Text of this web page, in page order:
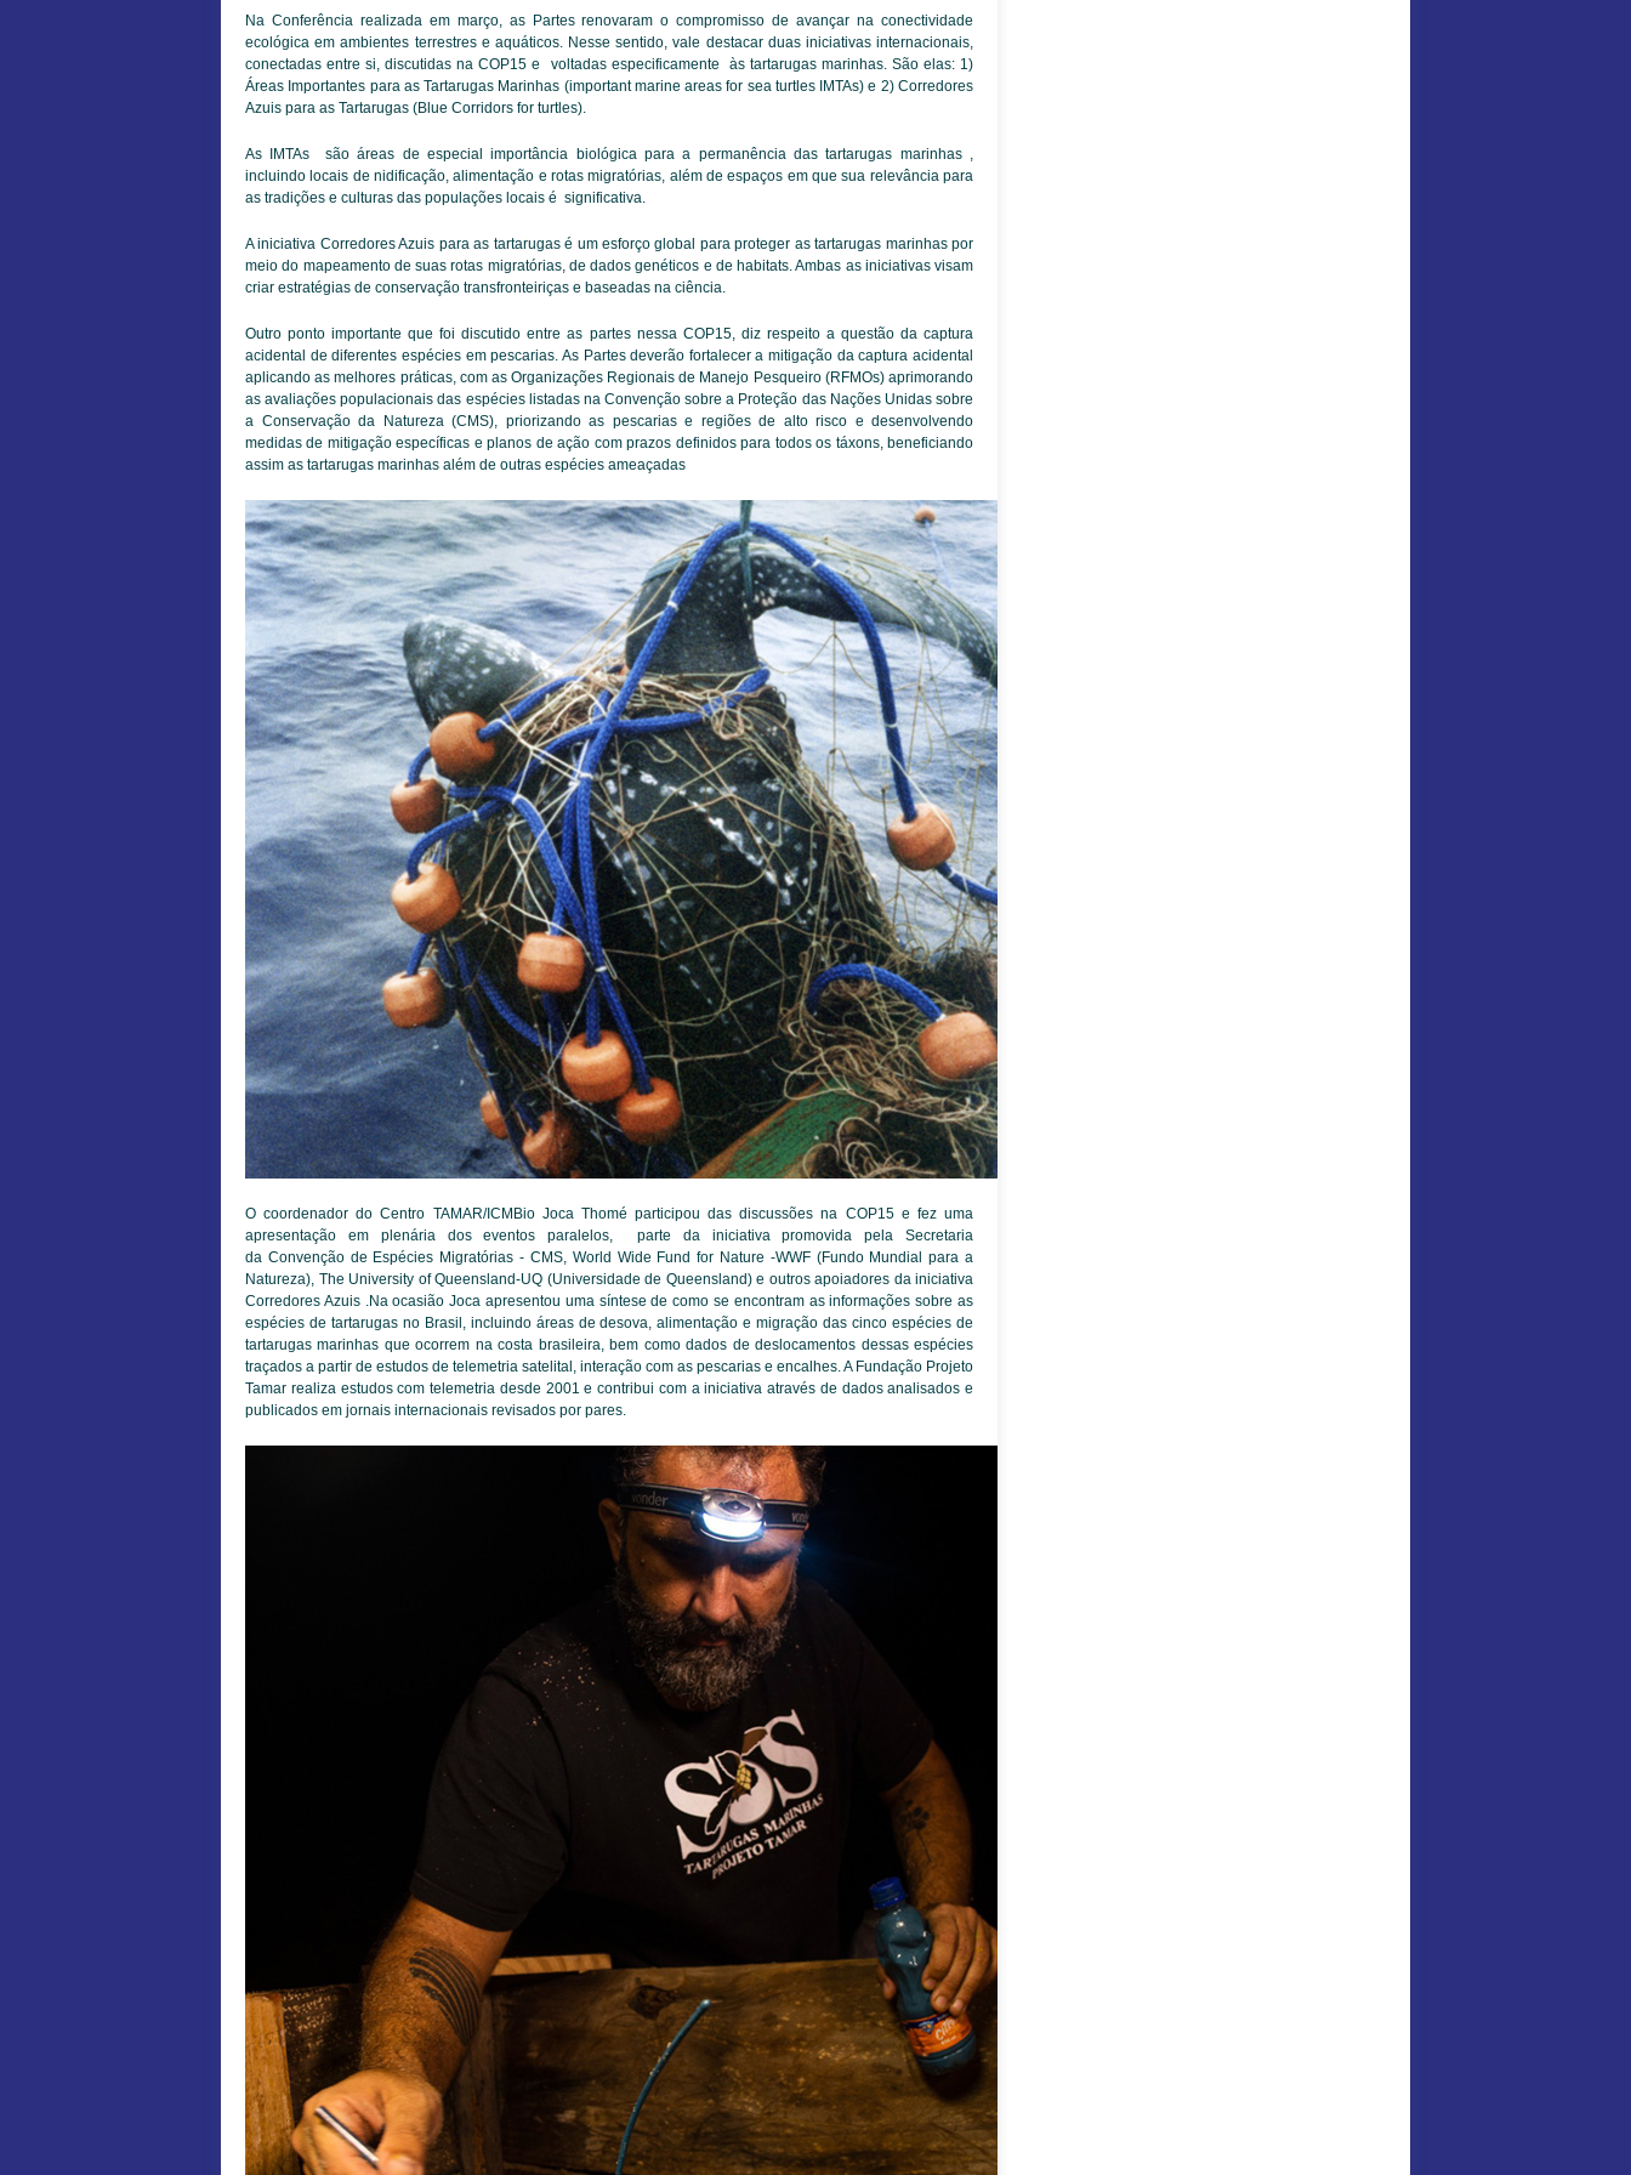
Na Conferência realizada em março, as Partes renovaram o compromisso de avançar na conectividade
ecológica em ambientes terrestres e aquáticos. Nesse sentido, vale destacar duas iniciativas internacionais,
conectadas entre si, discutidas na COP15 e voltadas especificamente às tartarugas marinhas. São elas: 1)
Áreas Importantes para as Tartarugas Marinhas (important marine areas for sea turtles IMTAs) e 2) Corredores
Azuis para as Tartarugas (Blue Corridors for turtles).
As IMTAs são áreas de especial importância biológica para a permanência das tartarugas marinhas ,
incluindo locais de nidificação, alimentação e rotas migratórias, além de espaços em que sua relevância para
as tradições e culturas das populações locais é significativa.
A iniciativa Corredores Azuis para as tartarugas é um esforço global para proteger as tartarugas marinhas por
meio do mapeamento de suas rotas migratórias, de dados genéticos e de habitats. Ambas as iniciativas visam
criar estratégias de conservação transfronteiriças e baseadas na ciência.
Outro ponto importante que foi discutido entre as partes nessa COP15, diz respeito a questão da captura
acidental de diferentes espécies em pescarias. As Partes deverão fortalecer a mitigação da captura acidental
aplicando as melhores práticas, com as Organizações Regionais de Manejo Pesqueiro (RFMOs) aprimorando
as avaliações populacionais das espécies listadas na Convenção sobre a Proteção das Nações Unidas sobre
a Conservação da Natureza (CMS), priorizando as pescarias e regiões de alto risco e desenvolvendo
medidas de mitigação específicas e planos de ação com prazos definidos para todos os táxons, beneficiando
assim as tartarugas marinhas além de outras espécies ameaçadas
O coordenador do Centro TAMAR/ICMBio Joca Thomé participou das discussões na COP15 e fez uma
apresentação em plenária dos eventos paralelos, parte da iniciativa promovida pela Secretaria
da Convenção de Espécies Migratórias - CMS, World Wide Fund for Nature -WWF (Fundo Mundial para a
Natureza), The University of Queensland-UQ (Universidade de Queensland) e outros apoiadores da iniciativa
Corredores Azuis .Na ocasião Joca apresentou uma síntese de como se encontram as informações sobre as
espécies de tartarugas no Brasil, incluindo áreas de desova, alimentação e migração das cinco espécies de
tartarugas marinhas que ocorrem na costa brasileira, bem como dados de deslocamentos dessas espécies
traçados a partir de estudos de telemetria satelital, interação com as pescarias e encalhes. A Fundação Projeto
Tamar realiza estudos com telemetria desde 2001 e contribui com a iniciativa através de dados analisados e
publicados em jornais internacionais revisados por pares.